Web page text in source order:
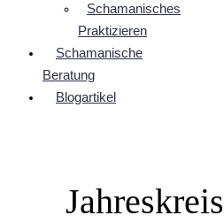
Schamanisches
Praktizieren
Schamanische
Beratung
Blogartikel
Jahreskreis